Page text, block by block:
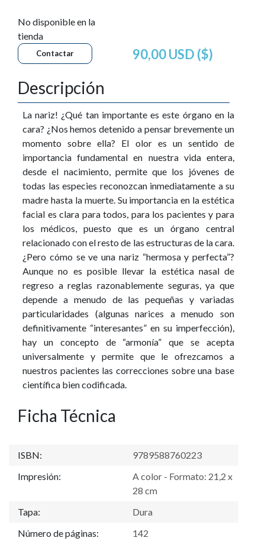
No disponible en la
tienda
Contactar 90,00 USD ($)
Descripción
La nariz! ¿Qué tan importante es este órgano en la
cara? ¿Nos hemos detenido a pensar brevemente un
momento sobre ella? El olor es un sentido de
importancia fundamental en nuestra vida entera,
desde el nacimiento, permite que los jóvenes de
todas las especies reconozcan inmediatamente a su
madre hasta la muerte. Su importancia en la estética
facial es clara para todos, para los pacientes y para
los médicos, puesto que es un órgano central
relacionado con el resto de las estructuras de la cara.
¿Pero cómo se ve una nariz “hermosa y perfecta”?
Aunque no es posible llevar la estética nasal de
regreso a reglas razonablemente seguras, ya que
depende a menudo de las pequeñas y variadas
particularidades (algunas narices a menudo son
definitivamente “interesantes” en su imperfección),
hay un concepto de “armonía” que se acepta
universalmente y permite que le ofrezcamos a
nuestros pacientes las correcciones sobre una base
científica bien codificada.
Ficha Técnica
ISBN:
9789588760223
Impresión:
A color - Formato: 21,2 x
28 cm
Tapa:
Dura
Número de páginas:
142